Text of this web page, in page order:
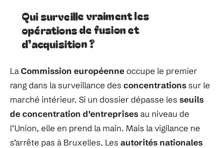
Qui surveille vraiment les
opérations de fusion et
d’acquisition ?
LaCommission européenneoccupe le premier
rang dans la surveillance des concentrationssur le
marché intérieur. Si un dossier dépasse les seuils
de concentration d’entreprisesau niveau de
l’Union, elle en prend la main. Mais la vigilance ne
s’arrête pas à Bruxelles. Les autorités nationales